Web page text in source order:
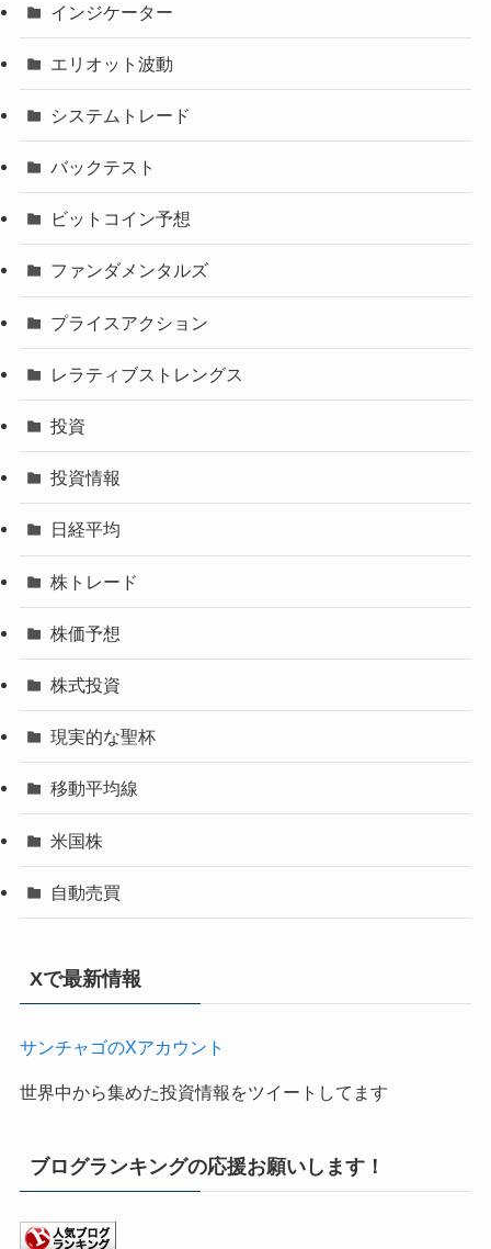
インジケーター
エリオット波動
システムトレード
バックテスト
ビットコイン予想
ファンダメンタルズ
プライスアクション
レラティブストレングス
投資
投資情報
日経平均
株トレード
株価予想
株式投資
現実的な聖杯
移動平均線
米国株
自動売買
Xで最新情報
サンチャゴのXアカウント
世界中から集めた投資情報をツイートしてます
ブログランキングの応援お願いします！